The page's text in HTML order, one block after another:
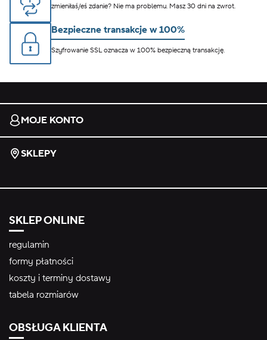
zmieniłaś/eś zdanie? Nie ma problemu. Masz 30 dni na zwrot.
Bezpieczne transakcje w 100%
Szyfrowanie SSL oznacza w 100% bezpieczną transakcję.
MOJE KONTO
SKLEPY
SKLEP ONLINE
regulamin
formy płatności
koszty i terminy dostawy
tabela rozmiarów
OBSŁUGA KLIENTA